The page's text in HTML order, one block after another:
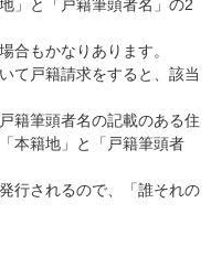
」と「戸籍筆頭者名」の2
合もかなりあります。
て戸籍請求をすると、該当
籍筆頭者名の記載のある住
本籍地」と「戸籍筆頭者
行されるので、「誰それの